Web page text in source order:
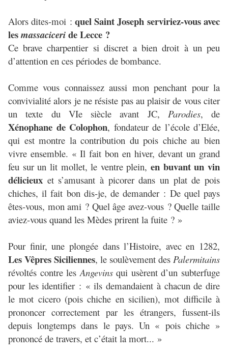
Alors dites-moi : quel Saint Joseph serviriez-vous avec
lesmassaciceride Lecce ?
Ce brave charpentier si discret a bien droit à un peu
d’attention en ces périodes de bombance.
Comme vous connaissez aussi mon penchant pour la
convivialité alors je ne résiste pas au plaisir de vous citer
un texte du VIe siècle avant JC, Parodies, de
Xénophane de Colophon, fondateur de l’école d’Elée,
qui est montre la contribution du pois chiche au bien
vivre ensemble. « Il fait bon en hiver, devant un grand
feu sur un lit mollet, le ventre plein,en buvant un vin
délicieux et s’amusant à picorer dans un plat de pois
chiches, il fait bon dis-je, de demander : De quel pays
êtes-vous, mon ami ? Quel âge avez-vous ? Quelle taille
aviez-vous quand les Mèdes prirent la fuite ? »
Pour finir, une plongée dans l’Histoire, avec en 1282,
Les Vêpres Siciliennes, le soulèvement des Palermitains
révoltés contre lesAngevinsqui usèrent d’un subterfuge
pour les identifier : « ils demandaient à chacun de dire
le mot cicero (pois chiche en sicilien), mot difficile à
prononcer correctement par les étrangers, fussent-ils
depuis longtemps dans le pays. Un « pois chiche »
prononcé de travers, et c’était la mort... »